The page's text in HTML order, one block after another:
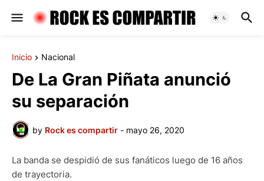
Inicio Nacional
De La Gran Piñata anunció
su separación
by Rock es compartir - mayo 26, 2020
La banda se despidió de sus fanáticos luego de 16 años
de trayectoria.